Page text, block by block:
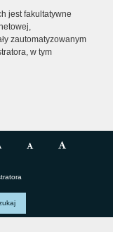
jest fakultatywne
zautomatyzowanym
w tym